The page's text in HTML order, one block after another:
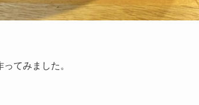
ってみました。